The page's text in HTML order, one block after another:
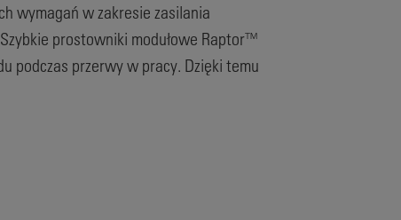
wymagań w zakresie zasilania
prostowniki modułowe Raptor™
podczas przerwy w pracy. Dzięki temu